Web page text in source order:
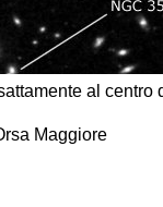
al centro
Maggiore